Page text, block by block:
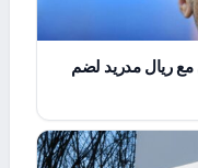
مع ريال مدريد لضم